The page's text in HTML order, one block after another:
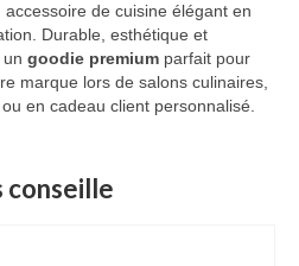
de cuisine élégant en
Durable, esthétique et
goodie premium parfait pour
marque lors de salons culinaires,
en cadeau client personnalisé.
conseille